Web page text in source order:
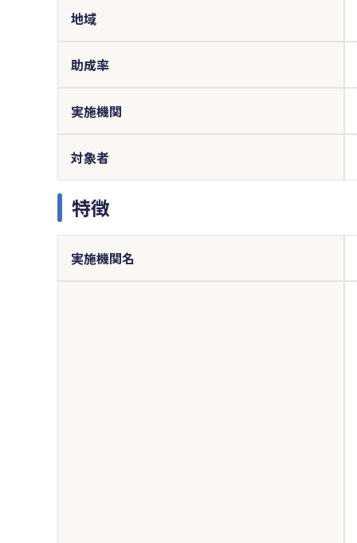
地域
助成率
実施機関
対象者
特徴
実施機関名